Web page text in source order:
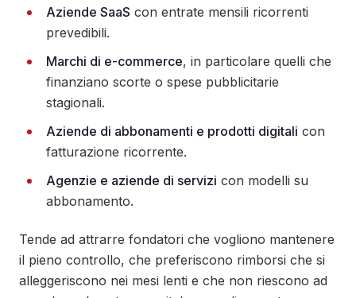
Aziende SaaS con entrate mensili ricorrenti
prevedibili.
Marchi di e-commerce, in particolare quelli che
finanziano scorte o spese pubblicitarie
stagionali.
Aziende di abbonamenti e prodotti digitali con
fatturazione ricorrente.
Agenzie e aziende di servizi con modelli su
abbonamento.
Tende ad attrarre fondatori che vogliono mantenere
il pieno controllo, che preferiscono rimborsi che si
alleggeriscono nei mesi lenti e che non riescono ad